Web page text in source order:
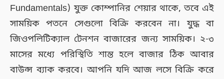
Fundamentals) যুক্ত কোম্পানির শেয়ার থাকে, তবে এই
সাময়িক পতনে সেগুলো বিক্রি করবেন না। যুদ্ধ বা
জিওপলিটিক্যাল টেনশন বাজারের জন্য সাময়িক। ২-৩
মাসের মধ্যে পরিস্থিতি শান্ত হলে বাজার ঠিক আবার
বাউন্স ব্যাক করবে। আপনি যদি আজ লসে বিক্রি করে